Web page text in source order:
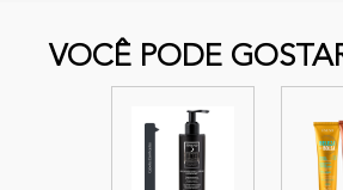
VOCÊ PODE